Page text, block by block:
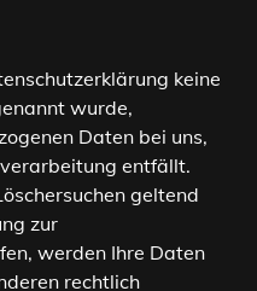
keine
wurde,
Daten bei uns,
entfällt.
geltend
zur
werden Ihre Daten
rechtlich